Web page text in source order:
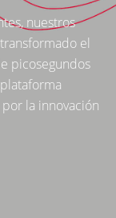
nuestros
el
picosegundos
la innovación